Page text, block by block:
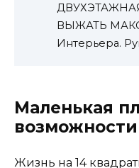
ДВУХЭТАЖНАЯ
ВЫЖАТЬ
Интерьера.
Маленькая
возможности
Жизнь на 14